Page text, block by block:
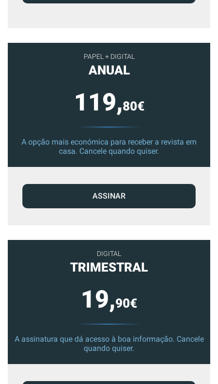
PAPEL + DIGITAL
ANUAL
119,80€
A opção mais económica para receber a revista em
casa. Cancele quando quiser.
ASSINAR
DIGITAL
TRIMESTRAL
19,90€
A assinatura que dá acesso à boa informação. Cancele
quando quiser.